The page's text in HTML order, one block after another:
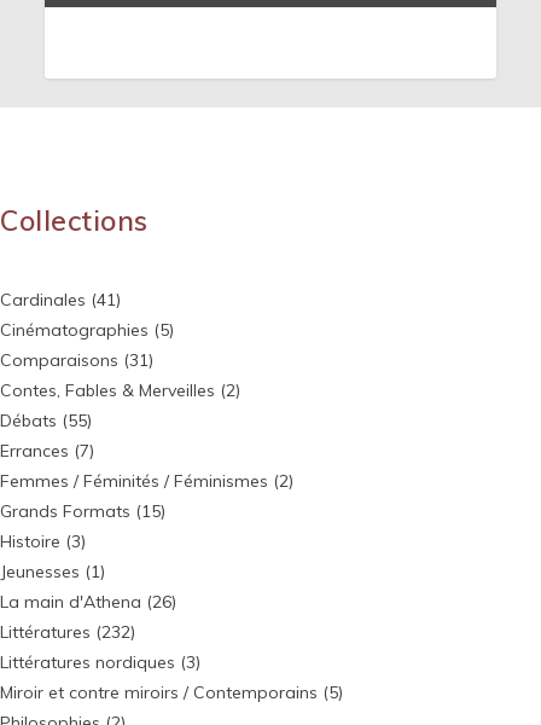
Collections
Cardinales (41)
Cinématographies (5)
Comparaisons (31)
Contes, Fables & Merveilles (2)
Débats (55)
Errances (7)
Femmes / Féminités / Féminismes (2)
Grands Formats (15)
Histoire (3)
Jeunesses (1)
La main d'Athena (26)
Littératures (232)
Littératures nordiques (3)
Miroir et contre miroirs / Contemporains (5)